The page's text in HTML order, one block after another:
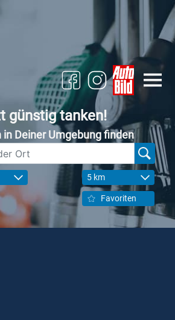
günstig tanken!
in Deiner Umgebung finden
5 km
Favoriten